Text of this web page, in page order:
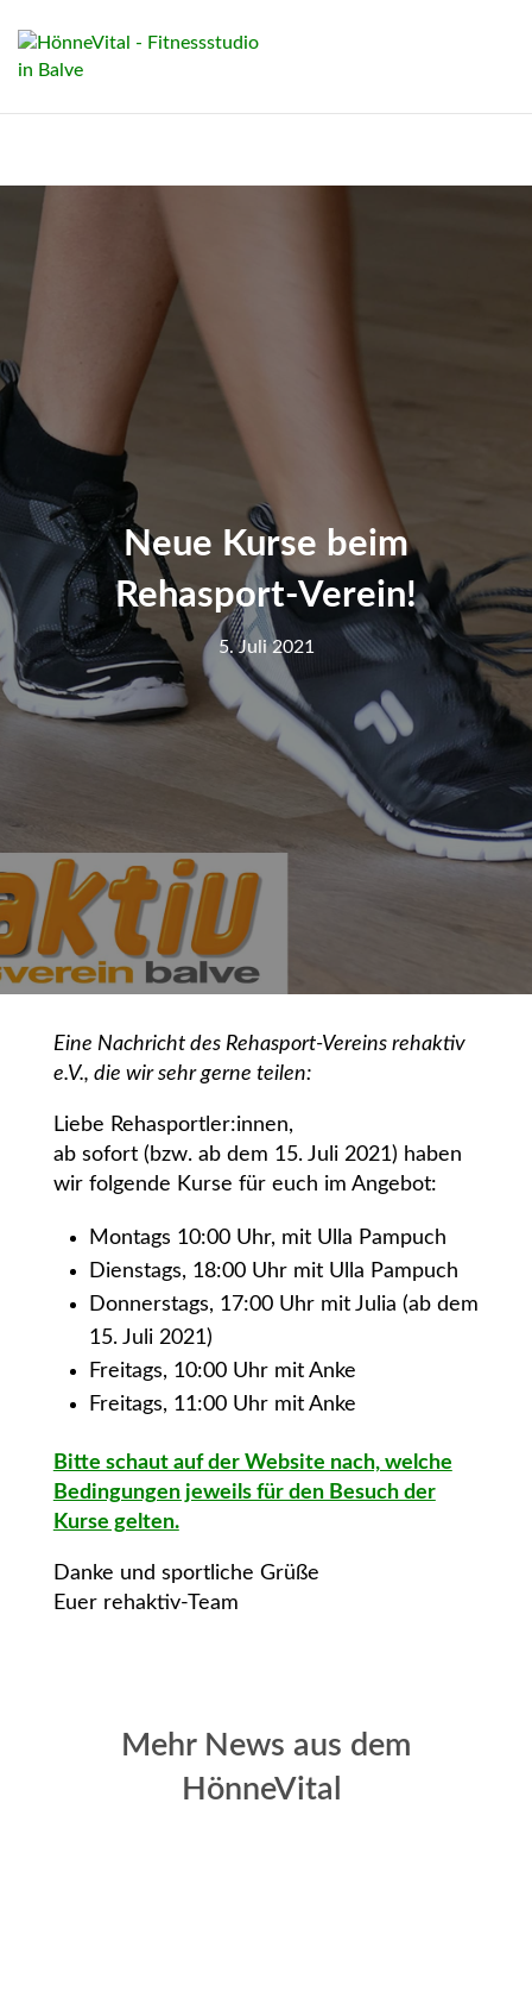
Neue Kurse beim
Rehasport-Verein!
5. Juli 2021
Eine Nachricht des Rehasport-Vereins rehaktiv
e.V., die wir sehr gerne teilen:
Liebe Rehasportler:innen,
ab sofort (bzw. ab dem 15. Juli 2021) haben
wir folgende Kurse für euch im Angebot:
Montags 10:00 Uhr, mit Ulla Pampuch
Dienstags, 18:00 Uhr mit Ulla Pampuch
Donnerstags, 17:00 Uhr mit Julia (ab dem
15. Juli 2021)
Freitags, 10:00 Uhr mit Anke
Freitags, 11:00 Uhr mit Anke
Bitte schaut auf der Website nach, welche
Bedingungen jeweils für den Besuch der
Kurse gelten.
Danke und sportliche Grüße
Euer rehaktiv-Team
Mehr News aus dem
HönneVital